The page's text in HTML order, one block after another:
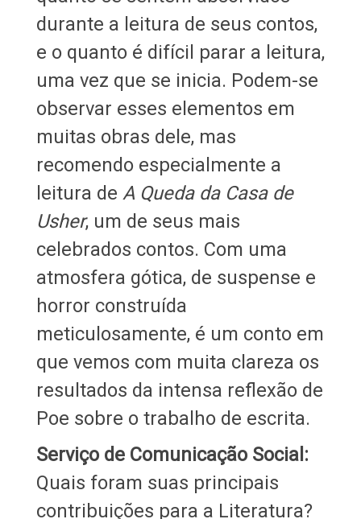
durante a leitura de seus contos,
e o quanto é difícil parar a leitura,
uma vez que se inicia. Podem-se
observar esses elementos em
muitas obras dele, mas
recomendo especialmente a
leitura de A Queda da Casa de
Usher, um de seus mais
celebrados contos. Com uma
atmosfera gótica, de suspense e
horror construída
meticulosamente, é um conto em
que vemos com muita clareza os
resultados da intensa reflexão de
Poe sobre o trabalho de escrita.
Serviço de Comunicação Social:
Quais foram suas principais
contribuições para a Literatura?